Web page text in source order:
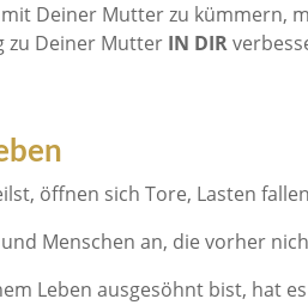
Deiner Mutter zu kümmern,
zu Deiner Mutter IN DIR
öffnen sich Tore, Lasten
Menschen an, die vorher
Leben ausgesöhnt bist, hat